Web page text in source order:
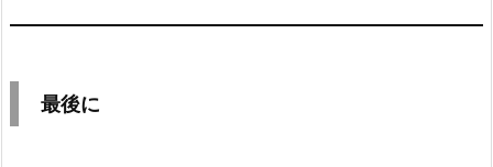
最後に